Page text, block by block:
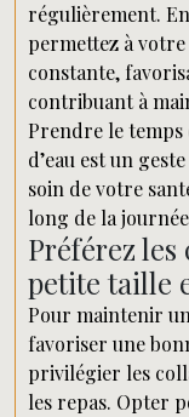
régulièrement.
permettez à
constante,
contribuant à
Prendre le temps
d’eau est un
soin de votre
long de la
Préférez les
petite taille
Pour maintenir
favoriser une
privilégier les
les repas. Opter